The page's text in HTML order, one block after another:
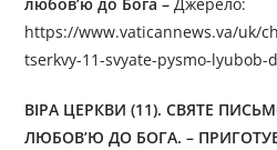
https://www.vaticannews.va/uk/
tserkvy-11-svyate-pysmo-lyubob-
ВІРА ЦЕРКВИ (11). СВЯТЕ
ЛЮБОВ’Ю ДО БОГА. –